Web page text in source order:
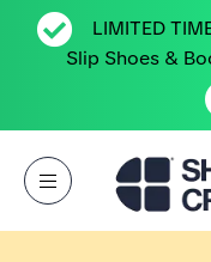
LIMITED
Slip Shoes &
Open Menu
Aller à la page d’accueil Shoes For Crews